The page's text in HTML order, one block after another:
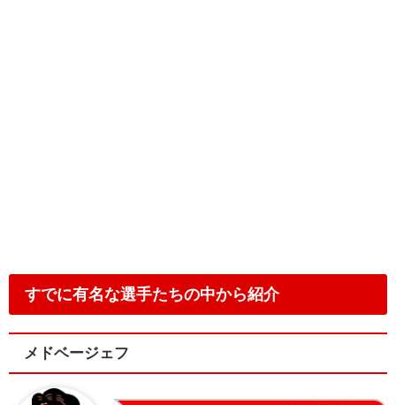
すでに有名な選手たちの中から紹介
メドベージェフ